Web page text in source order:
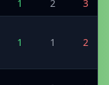
1 2
3
1 1 2